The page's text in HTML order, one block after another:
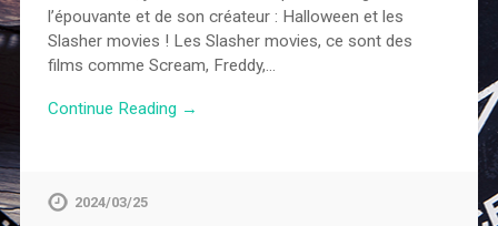
l’épouvante et de son créateur : Halloween et les
Slasher movies ! Les Slasher movies, ce sont des
films comme Scream, Freddy,…
Continue Reading →
2024/03/25